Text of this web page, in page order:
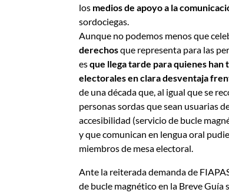
los medios de apoyo a la
sordociegas.
Aunque no podemos menos que
derechosque representa para las
esque llega tarde para quienes
electorales en clara desventaja
de una década que, al igual que se
personas sordas que sean usuarias
accesibilidad (servicio de bucle
y que comunican en lengua oral
miembros de mesa electoral.
Ante la reiterada demanda de
de bucle magnético en la Breve